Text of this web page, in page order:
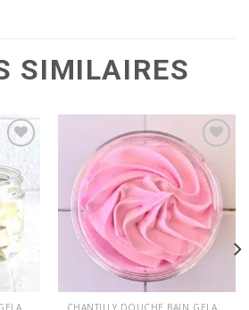
SIMILAIRES
à la
Ajouter
à la
wishlist